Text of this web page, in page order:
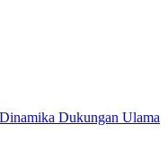
Dukungan Ulama